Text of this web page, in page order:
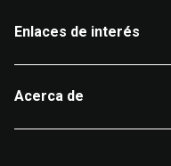
Enlaces de interés
Acerca de